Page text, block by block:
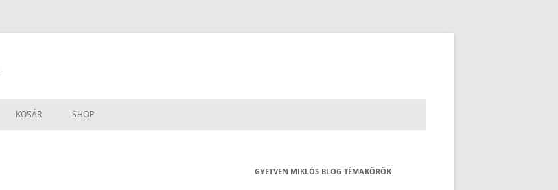
KOSÁR SHOP
GYETVEN MIKLÓS BLOG TÉMAKÖRÖK